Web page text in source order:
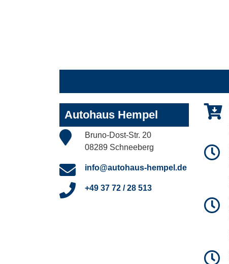
Autohaus Hempel
Bruno-Dost-Str. 20
08289 Schneeberg
info@autohaus-hempel.de
+49 37 72 / 28 513